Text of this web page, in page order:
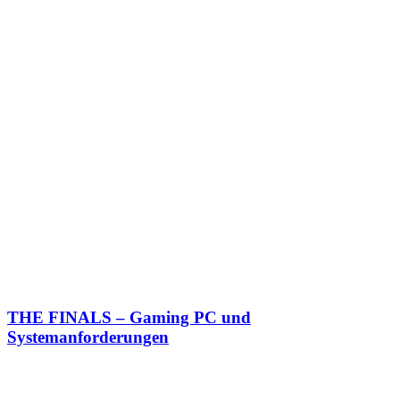
THE FINALS – Gaming PC und
Systemanforderungen